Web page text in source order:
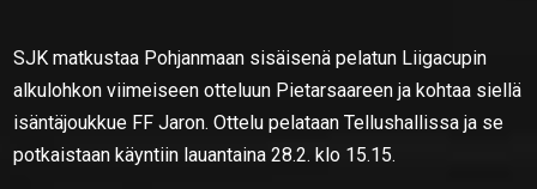
SJK matkustaa Pohjanmaan sisäisenä pelatun Liigacupin
alkulohkon viimeiseen otteluun Pietarsaareen ja kohtaa siellä
isäntäjoukkue FF Jaron. Ottelu pelataan Tellushallissa ja se
potkaistaan käyntiin lauantaina 28.2. klo 15.15.